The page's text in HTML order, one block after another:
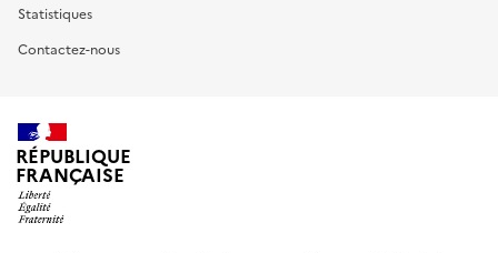
Statistiques
Contactez-nous
RÉPUBLIQUE
FRANÇAISE